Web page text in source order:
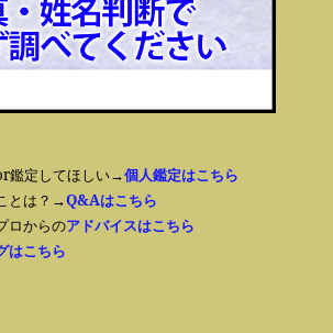
鑑定してほしい→個人鑑定はこちら
とは？→Q&Aはこちら
ロからのアドバイスはこちら
はこちら